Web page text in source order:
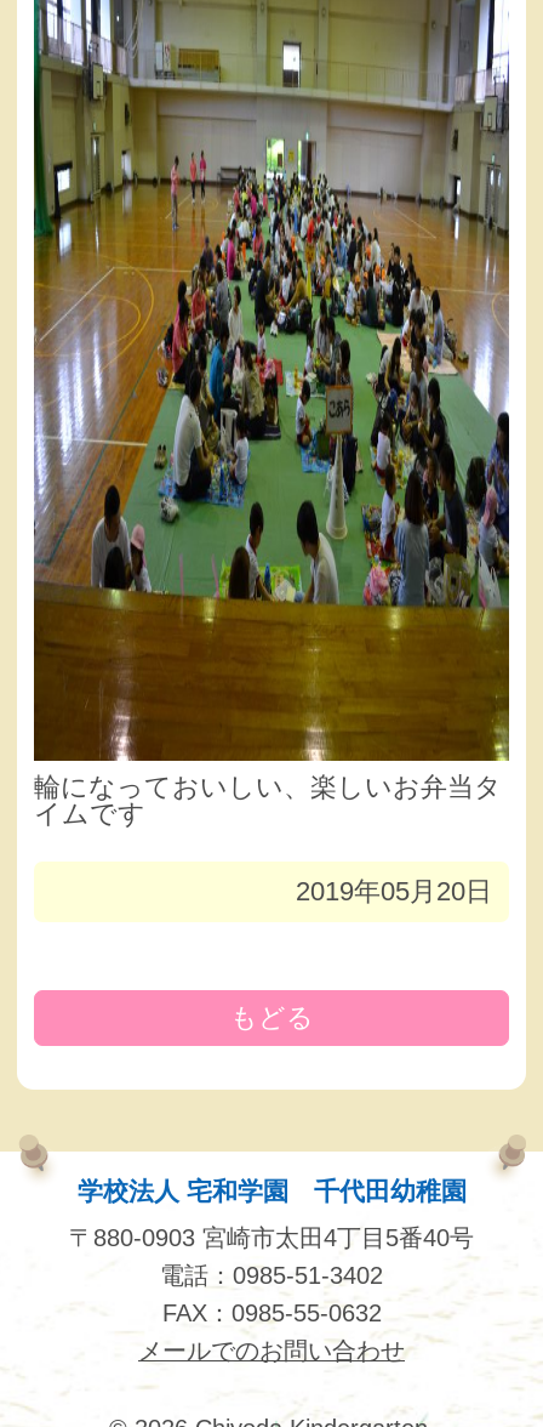
輪になっておいしい、楽しいお弁当タ
イムです
2019年05月20日
もどる
学校法人 宅和学園 千代田幼稚園
〒880-0903 宮崎市太田4丁目5番40号
電話：0985-51-3402
FAX：0985-55-0632
メールでのお問い合わせ